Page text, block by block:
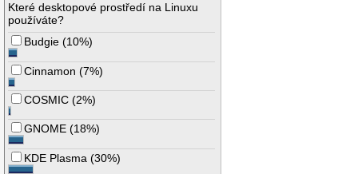
Které desktopové prostředí na Linuxu
používáte?
Budgie (10%)
Cinnamon (7%)
COSMIC (2%)
GNOME (18%)
KDE Plasma (30%)